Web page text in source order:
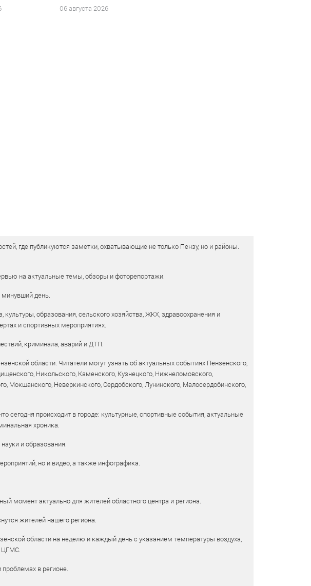
06 августа 2026
где публикуются заметки, охватывающие не только Пензу, но и районы.
на актуальные темы, обзоры и фоторепортажи.
день.
образования, сельского хозяйства, ЖКХ, здравоохранения и
и спортивных мероприятиях.
криминала, аварий и ДТП.
области. Читатели могут узнать об актуальных событиях Пензенского,
Никольского, Каменского, Кузнецкого, Нижнеломовского,
Неверкинского, Сердобского, Лунинского, Малосердобинского,
происходит в городе: культурные, спортивные события, актуальные
хроника.
и образования.
но и видео, а также инфографика.
момент актуально для жителей областного центра и региона.
жителей нашего региона.
области на неделю и каждый день с указанием температуры воздуха,
ЦГМС.
в регионе.